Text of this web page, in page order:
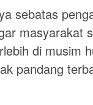
sebatas
masyarakat
di musim
pandang